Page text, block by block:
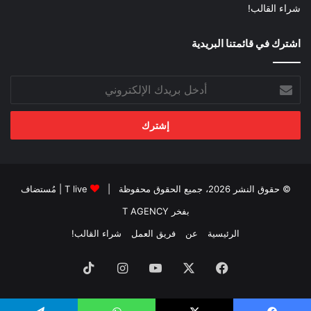
شراء القالب!
اشترك في قائمتنا البريدية
بريدك
الإلكتروني
© حقوق النشر 2026، جميع الحقوق محفوظة | T live | مُستضاف
بفخر T AGENCY
الرئيسية
عن فريق العمل شراء القالب!
فيسبوك ‫YouTubeانستقرام